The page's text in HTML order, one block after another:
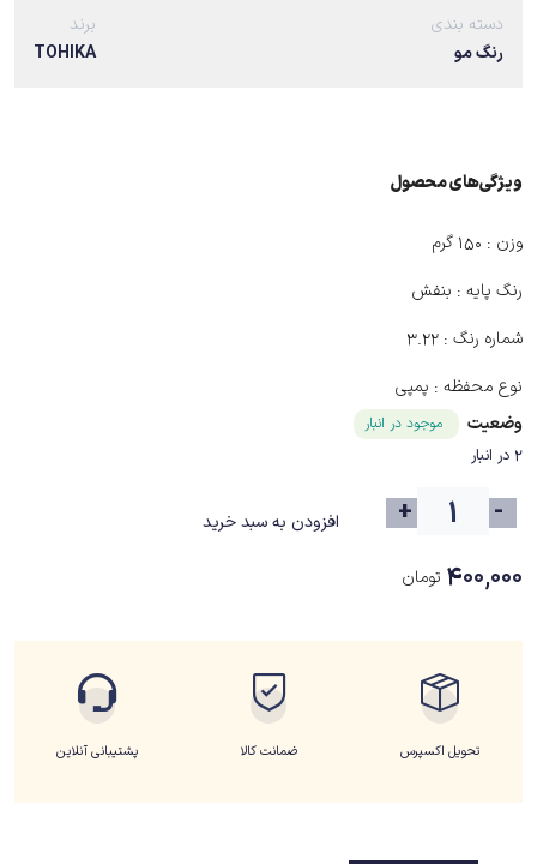
دسته بندی
رنگ مو
برند
TOHIKA
ویژگی‌های ﻣﺤﺼﻮل
وزن : ۱۵۰ گرم
رنگ پایه : بنفش
شماره رنگ : 3.22
نوع محفظه : پمپی
وضعیت
موجود در انبار
2 در انبار
-
+ افزودن به سبد خرید
۴۰۰,۰۰۰ تومان
تحویل اکسپرس ضمانت کالا پشتیبانی آنلاین